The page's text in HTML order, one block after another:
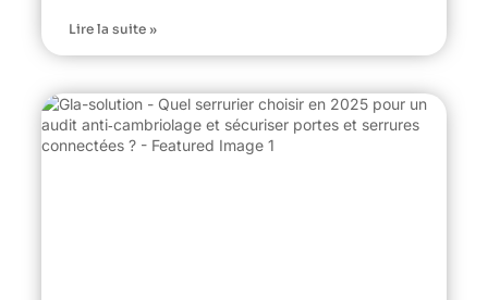
Lire la suite »